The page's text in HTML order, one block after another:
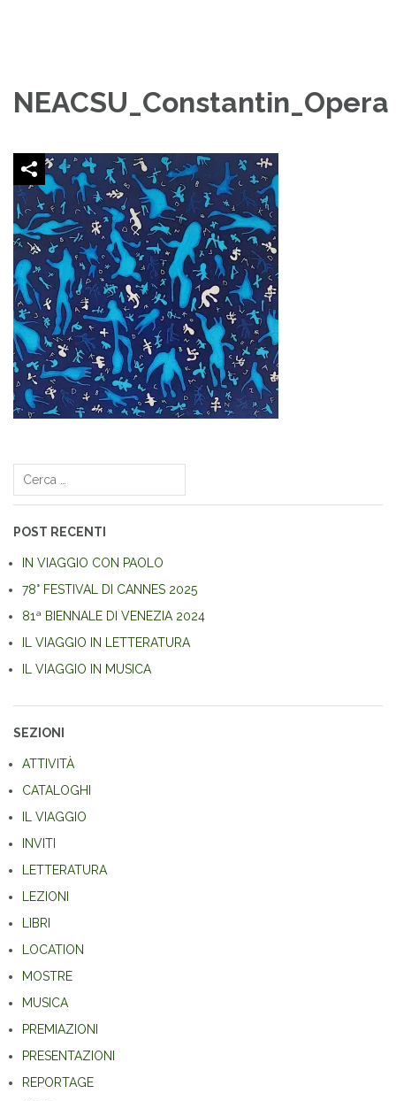
NEACSU_Constantin_Opera
articoli
Ricerca
POST RECENTI
IN VIAGGIO CON PAOLO
78° FESTIVAL DI CANNES 2025
81ª BIENNALE DI VENEZIA 2024
IL VIAGGIO IN LETTERATURA
IL VIAGGIO IN MUSICA
SEZIONI
ATTIVITÀ
CATALOGHI
IL VIAGGIO
INVITI
LETTERATURA
LEZIONI
LIBRI
LOCATION
MOSTRE
MUSICA
PREMIAZIONI
PRESENTAZIONI
REPORTAGE